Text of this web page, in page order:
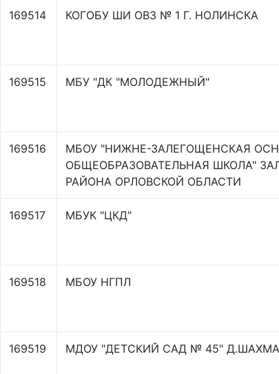
169514 КОГОБУ ШИ ОВЗ № 1 Г. НОЛИНСКА
169515 МБУ "ДК "МОЛОДЕЖНЫЙ"
169516
МБОУ "НИЖНЕ-ЗАЛЕГОЩЕНСКАЯ
ОБЩЕОБРАЗОВАТЕЛЬНАЯ ШКОЛА"
РАЙОНА ОРЛОВСКОЙ ОБЛАСТИ
169517 МБУК "ЦКД"
169518 МБОУ НГПЛ
169519 МДОУ "ДЕТСКИЙ САД № 45"